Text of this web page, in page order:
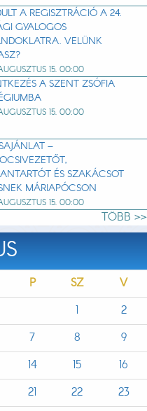
A REGISZTRÁCIÓ A 24.
GYALOGOS
VELÜNK
15. 00:00
A SZENT ZSÓFIA
15. 00:00
–
ÉS SZAKÁCSOT
MÁRIAPÓCSON
15. 00:00
TÖBB >>
P SZ
V
1
2
7 8
9
14 15
16
21 22 23